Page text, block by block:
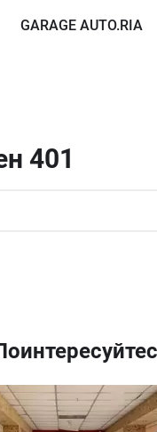
GARAGE AUTO.RIA
401